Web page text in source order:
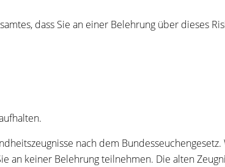
dass Sie an einer Belehrung über dieses
nach dem Bundesseuchengesetz.
an keiner Belehrung teilnehmen. Die alten